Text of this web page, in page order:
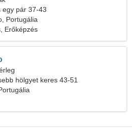
egy pár 37-43
Portugália
Erőképzés
hölgyet keres 43-51